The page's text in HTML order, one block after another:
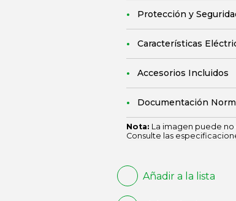
Protección y
Características
Accesorios Incluidos
Documentación
Nota: La imagen puede
Consulte las
Añadir a la lista